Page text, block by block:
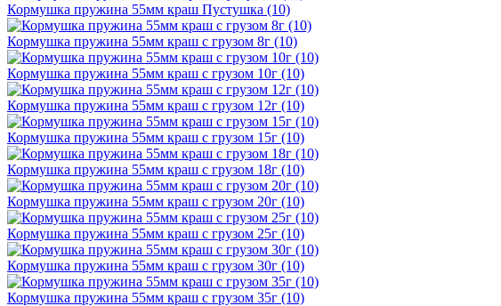
Кормушка пружина 55мм краш Пустушка (10)
Кормушка пружина 55мм краш с грузом 8г (10)
Кормушка пружина 55мм краш с грузом 10г (10)
Кормушка пружина 55мм краш с грузом 12г (10)
Кормушка пружина 55мм краш с грузом 15г (10)
Кормушка пружина 55мм краш с грузом 18г (10)
Кормушка пружина 55мм краш с грузом 20г (10)
Кормушка пружина 55мм краш с грузом 25г (10)
Кормушка пружина 55мм краш с грузом 30г (10)
Кормушка пружина 55мм краш с грузом 35г (10)